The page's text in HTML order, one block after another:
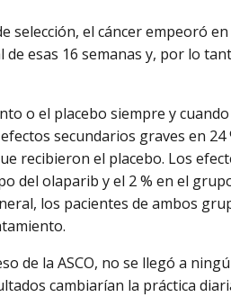
el cáncer empeoró en
esas 16 semanas y, por lo
o el placebo siempre y
secundarios graves en 24
recibieron el placebo. Los
del olaparib y el 2 % en el
los pacientes de ambos
de la ASCO, no se llegó a
cambiarían la práctica